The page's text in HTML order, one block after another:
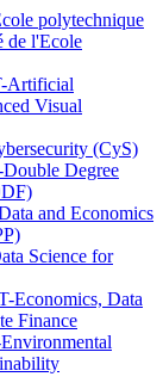
polytechnique
de l'Ecole
Artificial
Visual
(CyS)
Degree
and Economics
Science for
Economics, Data
Finance